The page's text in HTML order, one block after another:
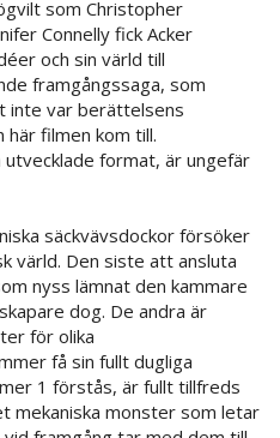
som Christopher
Connelly fick Acker
och sin värld till
framgångssaga, som
inte var berättelsens
filmen kom till.
format, är ungefär
säckvävsdockor försöker
värld. Den siste att ansluta
nyss lämnat den kammare
dog. De andra är
för olika
få sin fullt dugliga
1 förstås, är fullt tillfreds
mekaniska monster som letar